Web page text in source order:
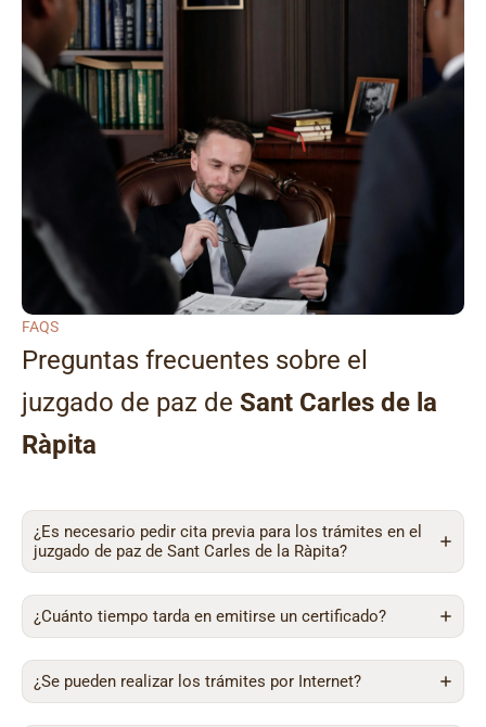
FAQS
Preguntas frecuentes sobre el
juzgado de paz de Sant Carles de la
Ràpita
¿Es necesario pedir cita previa para los trámites en el
juzgado de paz de Sant Carles de la Ràpita?
¿Cuánto tiempo tarda en emitirse un certificado?
¿Se pueden realizar los trámites por Internet?